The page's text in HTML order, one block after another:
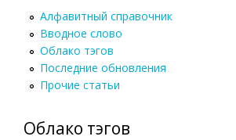
Алфавитный справочник
Вводное слово
Облако тэгов
Последние обновления
Прочие статьи
Облако тэгов